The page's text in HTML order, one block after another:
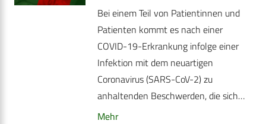
Bei einem Teil von Patientinnen und
Patienten kommt es nach einer
COVID-19-Erkrankung infolge einer
Infektion mit dem neuartigen
Coronavirus (SARS-CoV-2) zu
anhaltenden Beschwerden, die sich…
Mehr